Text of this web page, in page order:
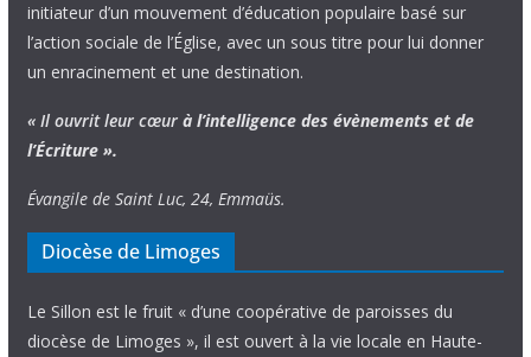
initiateur d’un mouvement d’éducation populaire basé sur
l’action sociale de l’Église, avec un sous titre pour lui donner
un enracinement et une destination.
« Il ouvrit leur cœur à l’intelligence des évènements et de
l’Écriture ».
Évangile de Saint Luc, 24, Emmaüs.
Diocèse de Limoges
Le Sillon est le fruit « d’une coopérative de paroisses du
diocèse de Limoges », il est ouvert à la vie locale en Haute-